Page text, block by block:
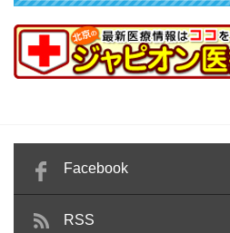
Facebook
RSS